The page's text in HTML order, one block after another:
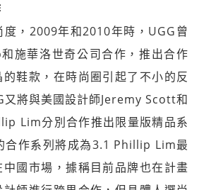
，2009年和2010年時，UGG曾
施華洛世奇公司合作，推出合作
鞋款，在時尚圈引起了不小的反
又將與美國設計師Jeremy Scott和
Lim分別合作推出限量版精品系
作系列將成為3.1 Phillip Lim最
國市場，據稱目前品牌也在計畫